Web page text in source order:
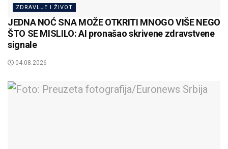
ZDRAVLJE I ŽIVOT
JEDNA NOĆ SNA MOŽE OTKRITI MNOGO VIŠE NEGO
ŠTO SE MISLILO: AI pronašao skrivene zdravstvene
signale
04.08.2026